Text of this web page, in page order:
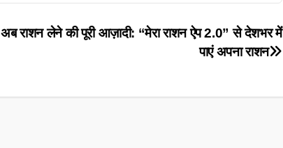
अब राशन लेने की पूरी आज़ादी: “मेरा राशन ऐप 2.0” से देशभर में
पाएं अपना राशन